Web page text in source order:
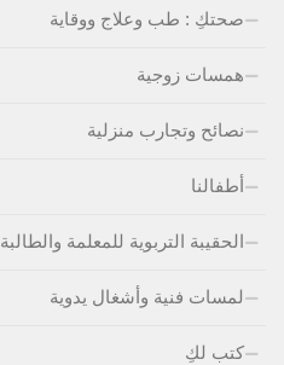
صحتكِ : طب وعلاج ووقاية
همسات زوجية
نصائح وتجارب منزلية
أطفالنا
الحقيبة التربوية للمعلمة والطالبة
لمسات فنية وأشغال يدوية
كتب لكِ